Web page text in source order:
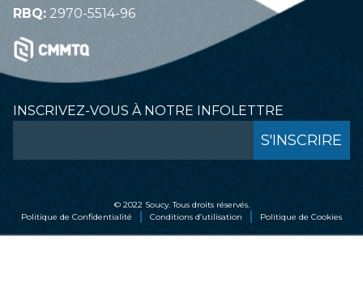
RBQ: 2970-5514-96
INSCRIVEZ-VOUS À NOTRE INFOLETTRE
© 2022 Soucy. Tous droits réservés.
Politique de Confidentialité
Conditions d’utilisation Politique de Cookies